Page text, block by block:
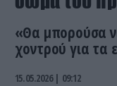
«Θα μπορούσα
χοντρού για τα
15.05.2026 | 09:12